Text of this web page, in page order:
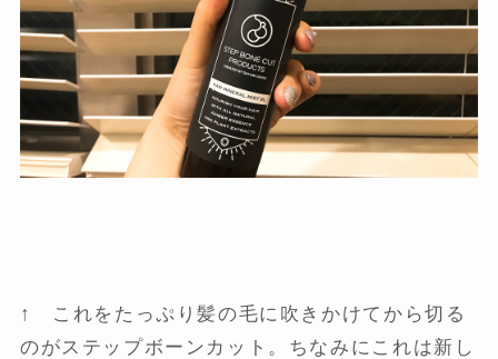
↑ これをたっぷり髪の毛に吹きかけてから切る
のがステップボーンカット。ちなみにこれは新し